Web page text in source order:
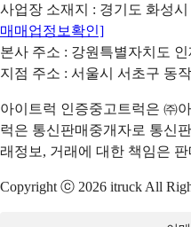
사업장 소재지 : 경기도 화성
매매업정보확인]
본사 주소 : 강원특별자치도 인
지점 주소 : 서울시 서초구 동
아이트럭 인증중고트럭은 ㈜
럭은 통신판매중개자로 통신
래정보, 거래에 대한 책임은
Copyright ⓒ 2026 itruck All